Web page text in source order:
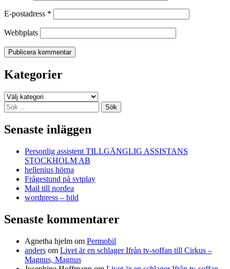
E-postadress *
Webbplats
Kategorier
Kategorier
Sök
efter:
Senaste inläggen
Personlig assistent TILLGÄNGLIG ASSISTANS
STOCKHOLM AB
hellenius hörna
Frågestund på svtplay
Mail till nordea
wordpress – bild
Senaste kommentarer
Agnetha hjelm om Permobil
anders om Livet är en schlager Ifrån tv-soffan till Cirkus –
Magnus, Magnus